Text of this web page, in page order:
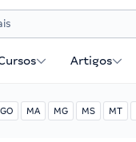
Artigos
GO MA MG MS MT